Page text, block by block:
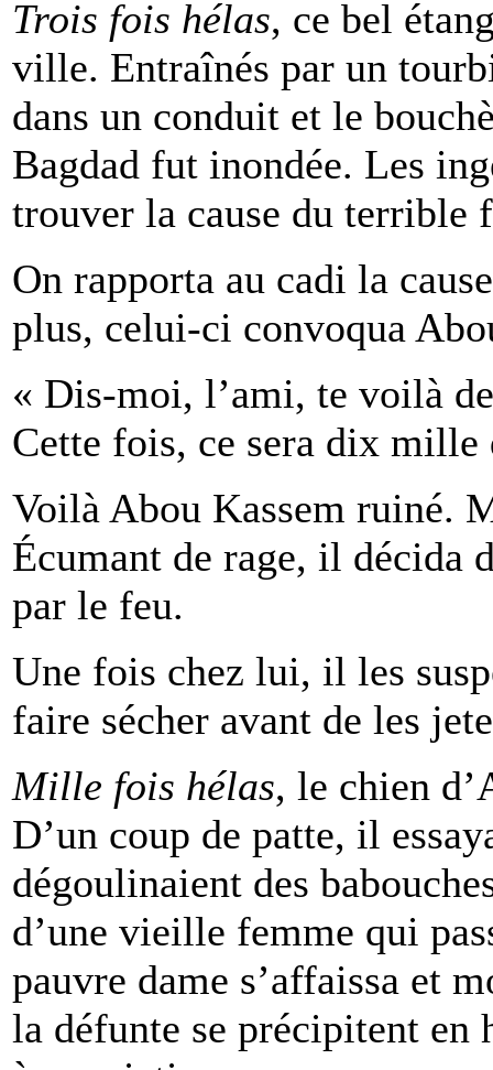
Trois fois hélas, ce bel
ville. Entraînés par un
dans un conduit et le
Bagdad fut inondée. Les
trouver la cause du terrible
On rapporta au cadi la
plus, celui-ci convoqua
« Dis-moi, l’ami, te voilà
Cette fois, ce sera dix mille
Voilà Abou Kassem ruiné.
Écumant de rage, il décida
par le feu.
Une fois chez lui, il les
faire sécher avant de les
Mille fois hélas, le chien
D’un coup de patte, il
dégoulinaient des
d’une vieille femme qui
pauvre dame s’affaissa et
la défunte se précipitent en